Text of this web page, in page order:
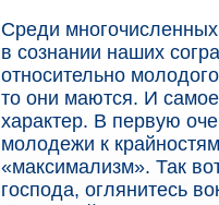
Среди
в сознании наших
относительно
то они маются. И
характер. В первую
молодежи к
«максимализм». Так
господа, оглянитесь